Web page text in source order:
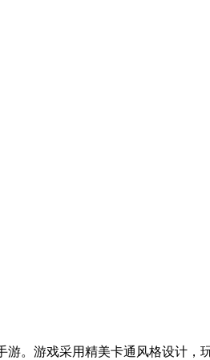
游。游戏采用精美卡通风格设计